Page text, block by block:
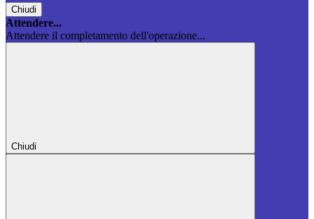
Chiudi
Attendere...
Attendere il completamento dell'operazione...
Chiudi